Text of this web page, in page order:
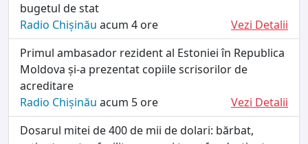
bugetul de stat
Radio Chișinău acum 4 ore
Vezi Detalii
Primul ambasador rezident al Estoniei în Republica
Moldova și-a prezentat copiile scrisorilor de
acreditare
Radio Chișinău acum 5 ore
Vezi Detalii
Dosarul mitei de 400 de mii de dolari: bărbat,